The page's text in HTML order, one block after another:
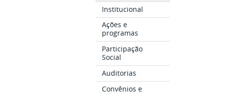
Institucional
Ações e
programas
Participação
Social
Auditorias
Convênios e